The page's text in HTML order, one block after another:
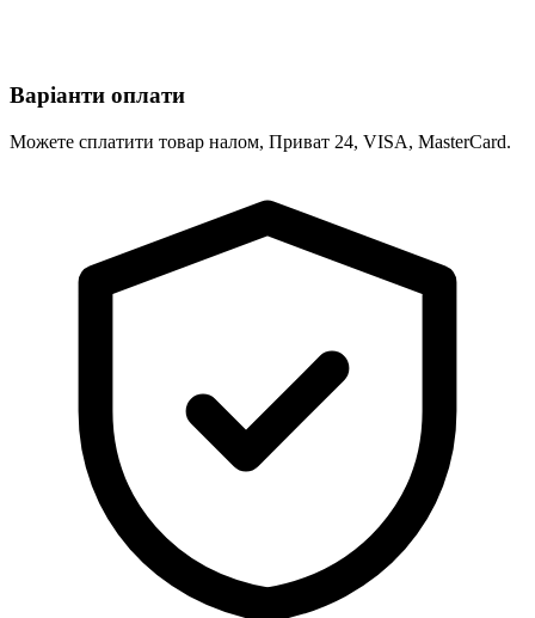
Варіанти оплати
Можете сплатити товар налом, Приват 24, VISA, MasterCard.